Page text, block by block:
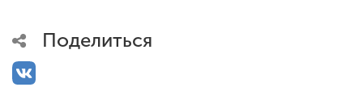
Поделиться